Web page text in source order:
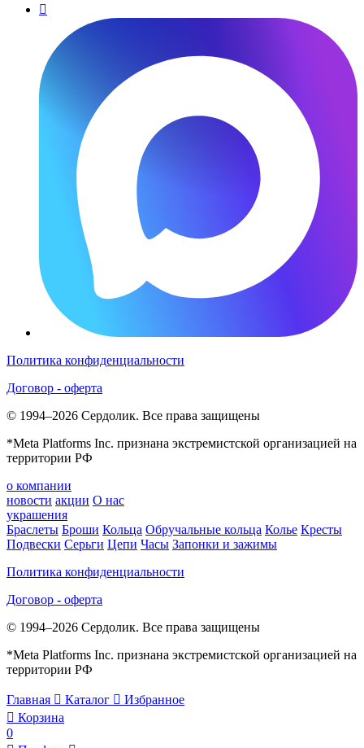

Политика конфиденциальности
Договор - оферта
© 1994–2026 Сердолик. Все права защищены
*Meta Platforms Inc. признана экстремистской организацией на
территории РФ
о компании
новости акции О нас
украшения
Браслеты Броши Кольца Обручальные кольца Колье Кресты
Подвески Серьги Цепи Часы Запонки и зажимы
Политика конфиденциальности
Договор - оферта
© 1994–2026 Сердолик. Все права защищены
*Meta Platforms Inc. признана экстремистской организацией на
территории РФ
Главная  Каталог  Избранное
 Корзина
0